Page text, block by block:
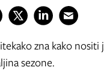
zna kako
sezone.